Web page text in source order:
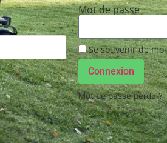
Mot de passe
Se souvenir de moi
Connexion
Mot de passe perdu ?